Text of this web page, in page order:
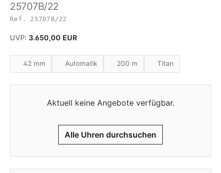
25707B/22
Ref. 25707B/22
UVP: 3.650,00 EUR
42 mm Automatik 200 m Titan
Aktuell keine Angebote verfügbar.
Alle Uhren durchsuchen